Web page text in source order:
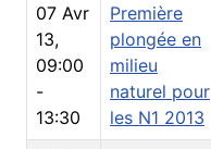
07 Avr
13,
09:00
-
13:30
Première
plongée en
milieu
naturel pour
les N1 2013